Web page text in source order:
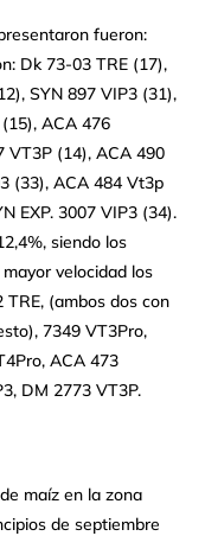
fueron:
Dk 73-03 TRE (17),
SYN 897 VIP3 (31),
ACA 476
VT3P (14), ACA 490
(33), ACA 484 Vt3p
EXP. 3007 VIP3 (34).
siendo los
velocidad los
(ambos dos con
7349 VT3Pro,
ACA 473
DM 2773 VT3P.
maíz en la zona
de septiembre